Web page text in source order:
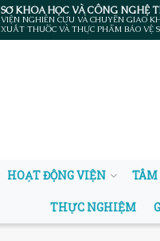
SỞ KHOA HỌC VÀ CÔNG NGHỆ
VIỆN NGHIÊN CỨU VÀ CHUYỂN GIAO
XUẤT THUỐC VÀ THỰC PHẨM BẢO VỆ
HOẠT ĐỘNG VIỆN
THỰC NGHIỆM